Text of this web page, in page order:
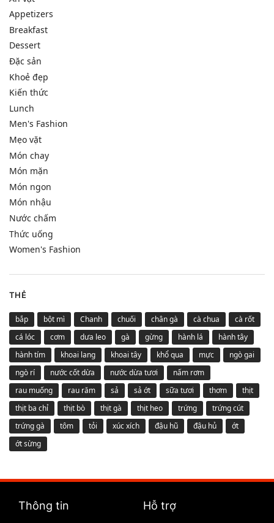
Appetizers
Breakfast
Dessert
Đặc sản
Khoẻ đẹp
Kiến thức
Lunch
Men's Fashion
Mẹo vặt
Món chay
Món mặn
Món ngon
Món nhậu
Nước chấm
Thức uống
Women's Fashion
THẺ
bắp bột mì Chanh chuối chân gà cà chua
cà rốt
cá lóc
cơm dưa leo gà gừng hành lá
hành tây
hành tím
khoai lang khoai tây khổ qua mực
ngò gai
ngò rí
nước cốt dừa nước dừa tươi
nấm rơm
rau muống
rau răm sả sả ớt sữa tươi thơm
thịt
thịt ba chỉ
thịt bò thịt gà thịt heo trứng
trứng cút
trứng gà
tôm tỏi xúc xích đậu hũ đậu hủ
ớt
ớt sừng
Thông tin Hỗ trợ